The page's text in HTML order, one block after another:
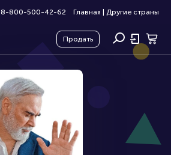
8-800-500-42-62 Главная Другие страны
Продать